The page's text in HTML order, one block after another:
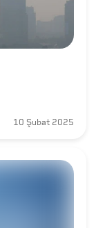
10 Şubat 2025